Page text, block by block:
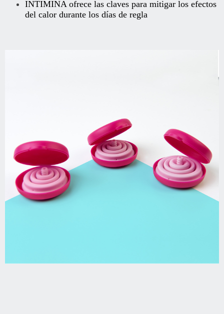
INTIMINAofrece las claves para mitigar los efectos
del calor durante los días de regla